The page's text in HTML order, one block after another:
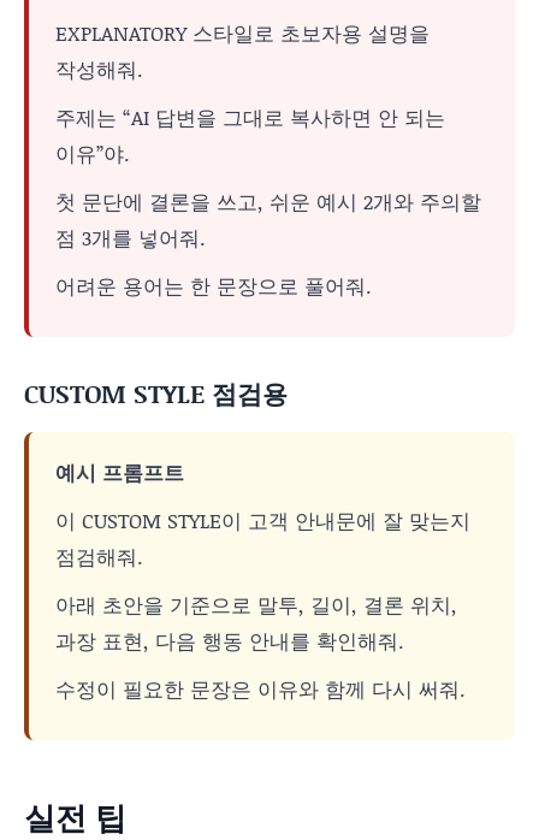
EXPLANATORY 스타일로 초보자용 설명을
작성해줘.
주제는 “AI 답변을 그대로 복사하면 안 되는
이유”야.
첫 문단에 결론을 쓰고, 쉬운 예시 2개와 주의할
점 3개를 넣어줘.
어려운 용어는 한 문장으로 풀어줘.
CUSTOM STYLE 점검용
예시 프롬프트
이 CUSTOM STYLE이 고객 안내문에 잘 맞는지
점검해줘.
아래 초안을 기준으로 말투, 길이, 결론 위치,
과장 표현, 다음 행동 안내를 확인해줘.
수정이 필요한 문장은 이유와 함께 다시 써줘.
실전 팁